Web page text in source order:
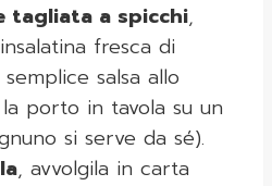
tagliata a spicchi,
fresca di
salsa allo
porto in tavola su un
si serve da sé).
, avvolgila in carta